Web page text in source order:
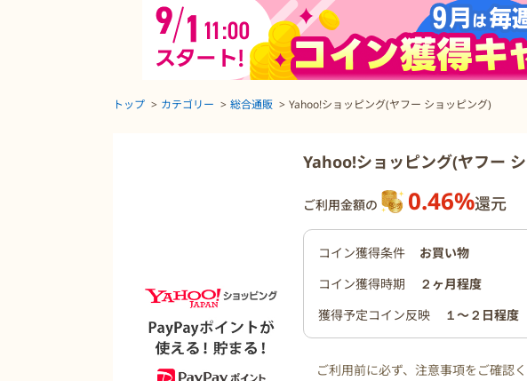
トップ カテゴリー 総合通販 Yahoo!ショッピング(ヤフー ショッピング)
Yahoo!ショッピング(ヤフー
ご利用金額の 0.46%還元
コイン獲得条件
お買い物
コイン獲得時期
２ヶ月程度
獲得予定コイン反映
１〜２日程度
ご利用前に必ず、注意事項をご確認く